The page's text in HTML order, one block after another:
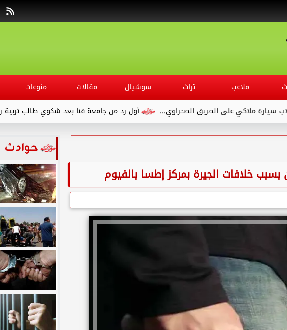
ملاعب تراث سوشيال مقالات منوعات
أول رد من جامعة قنا بعد شكوي طالب تربية رياضية ... على الطريق الصحراوي...
خلافات الجيرة بمركز إطسا بالفيوم
حوادث